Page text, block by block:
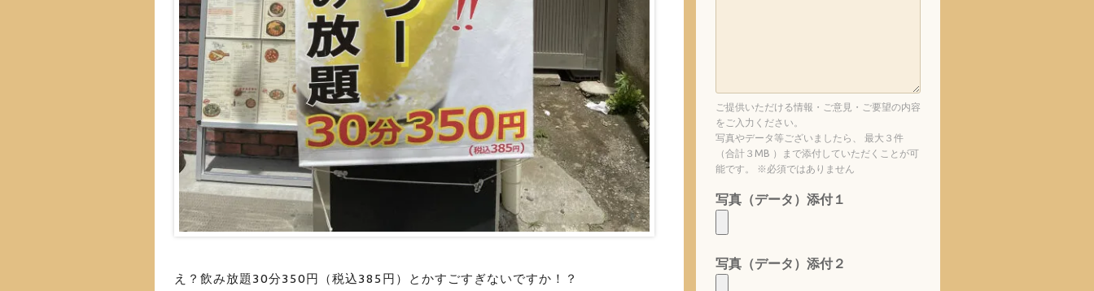
え？飲み放題30分350円（税込385円）とかすごすぎないですか！？
ご提供いただける情報・ご意見・ご要望の内容
をご入力ください。
写真やデータ等ございましたら、 最大３件
（合計３MB ）まで添付していただくことが可
能です。 ※必須ではありません
写真（データ）添付１
写真（データ）添付２